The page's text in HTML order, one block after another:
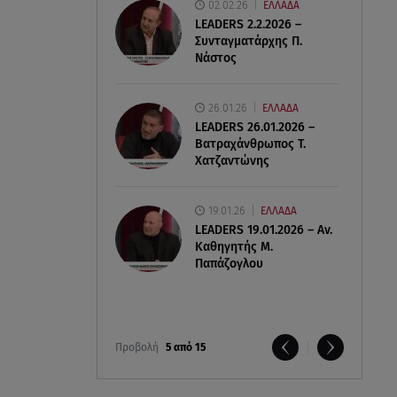
02.02.26 ΕΛΛΑΔΑ
LEADERS 2.2.2026 –
Συνταγματάρχης Π.
Νάστος
26.01.26 ΕΛΛΑΔΑ
LEADERS 26.01.2026 –
Βατραχάνθρωπος Τ.
Χατζαντώνης
19.01.26 ΕΛΛΑΔΑ
LEADERS 19.01.2026 – Αν.
Καθηγητής Μ.
Παπάζογλου
Προβολή 5 από 15